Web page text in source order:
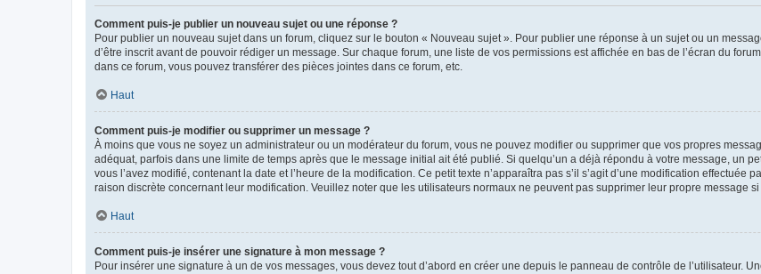
Comment puis-je publier un nouveau sujet ou une réponse ?
Pour publier un nouveau sujet dans un forum, cliquez sur le bouton « Nouveau sujet ». Pour publier une réponse à un sujet ou un
d’être inscrit avant de pouvoir rédiger un message. Sur chaque forum, une liste de vos permissions est affichée en bas de l’écran du
dans ce forum, vous pouvez transférer des pièces jointes dans ce forum, etc.
Haut
Comment puis-je modifier ou supprimer un message ?
À moins que vous ne soyez un administrateur ou un modérateur du forum, vous ne pouvez modifier ou supprimer que vos propres
adéquat, parfois dans une limite de temps après que le message initial ait été publié. Si quelqu’un a déjà répondu à votre message, un
vous l’avez modifié, contenant la date et l’heure de la modification. Ce petit texte n’apparaîtra pas s’il s’agit d’une modification
raison discrète concernant leur modification. Veuillez noter que les utilisateurs normaux ne peuvent pas supprimer leur propre message
Haut
Comment puis-je insérer une signature à mon message ?
Pour insérer une signature à un de vos messages, vous devez tout d’abord en créer une depuis le panneau de contrôle de l’utilisateur.